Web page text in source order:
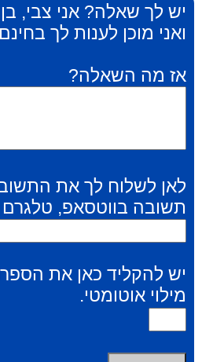
יש לך שאלה? אני צבי,
ואני מוכן לענות לך
אז מה השאלה?
לאן לשלוח לך את
תשובה בווטסאפ, טלגרם
יש להקליד כאן את
מילוי אוטומטי.